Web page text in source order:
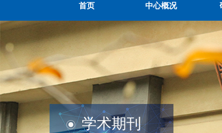
首页 中心概况
学术期刊